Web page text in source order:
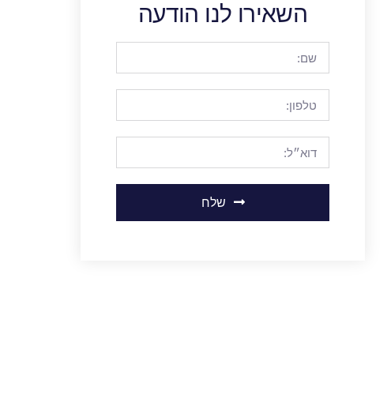
השאירו לנו הודעה
שלח